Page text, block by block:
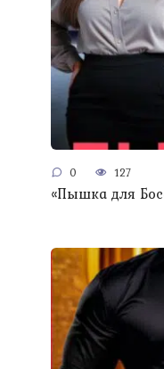
0 127
«Пышка для